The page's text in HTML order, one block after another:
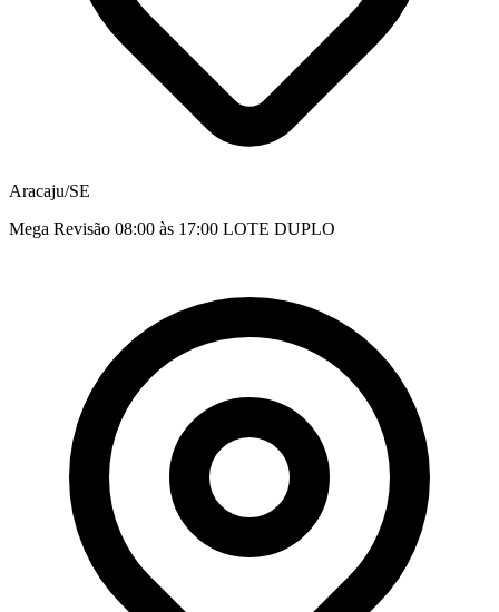
Aracaju/SE
Mega Revisão 08:00 às 17:00 LOTE DUPLO